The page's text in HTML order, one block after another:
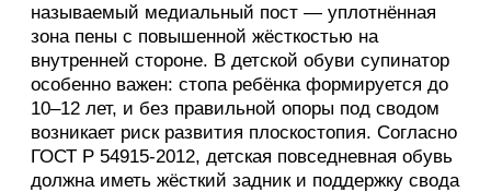
называемый медиальный пост — уплотнённая
зона пены с повышенной жёсткостью на
внутренней стороне. В детской обуви супинатор
особенно важен: стопа ребёнка формируется до
10–12 лет, и без правильной опоры под сводом
возникает риск развития плоскостопия. Согласно
ГОСТ Р 54915-2012, детская повседневная обувь
должна иметь жёсткий задник и поддержку свода